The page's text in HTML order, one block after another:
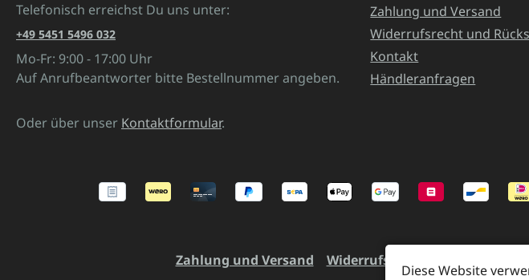
Telefonisch erreichst Du uns unter:
+49 5451 5496 032
Mo-Fr: 9:00 - 17:00 Uhr
Auf Anrufbeantworter bitte Bestellnummer angeben.
Oder über unser Kontaktformular.
Zahlung und Versand
Widerrufsrecht und
Kontakt
Händleranfragen
Zahlung und Versand Widerrufsrecht und
Diese Website